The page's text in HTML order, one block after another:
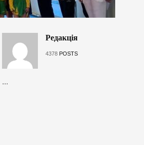
Редакція
4378 POSTS
...